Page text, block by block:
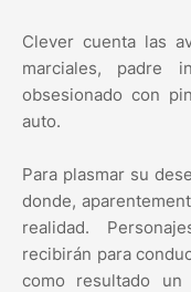
Clever cuenta las
marciales, padre
obsesionado con
auto.
Para plasmar su
donde,
realidad.
recibirán para
como resultado un